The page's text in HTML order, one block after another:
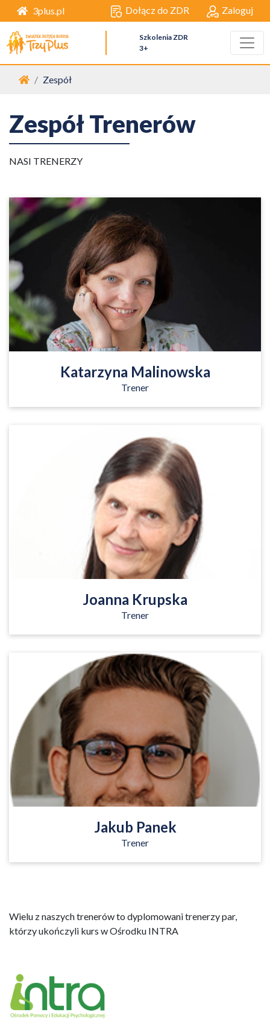
3plus.pl Dołącz do ZDR Zaloguj
Szkolenia ZDR
3+
Strona główna
Zespół
Zespół Trenerów
NASI TRENERZY
Katarzyna Malinowska
Trener
Czytaj więcej
Joanna Krupska
Trener
Psycholog i Trener
Czytaj więcej
Jakub Panek
Trener
Psycholog i Trener
Czytaj więcej
Wielu z naszych trenerów to dyplomowani trenerzy par,
którzy ukończyli kurs w Ośrodku INTRA